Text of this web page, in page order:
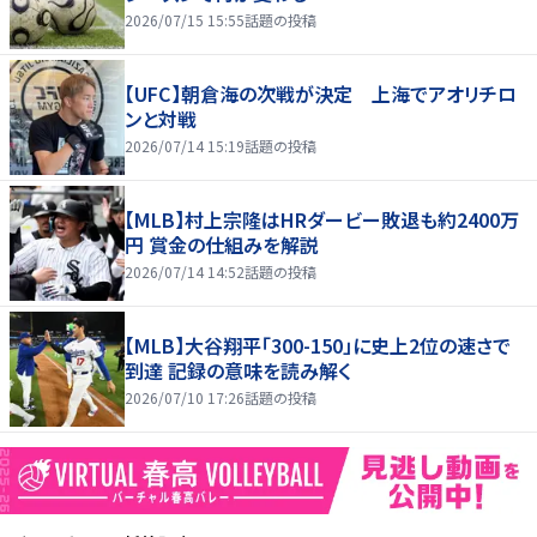
2026/07/15 15:55話題の投稿
【UFC】朝倉海の次戦が決定 上海でアオリチロ
ンと対戦
2026/07/14 15:19話題の投稿
【MLB】村上宗隆はHRダービー敗退も約2400万
円 賞金の仕組みを解説
2026/07/14 14:52話題の投稿
【MLB】大谷翔平「300-150」に史上2位の速さで
到達 記録の意味を読み解く
2026/07/10 17:26話題の投稿